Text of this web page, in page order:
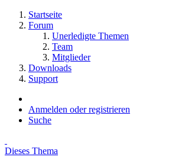
Startseite
Forum
Unerledigte Themen
Team
Mitglieder
Downloads
Support
Anmelden oder registrieren
Suche
Dieses Thema